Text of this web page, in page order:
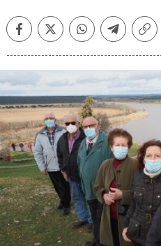
FacebookTwitterWhatsappTelegram